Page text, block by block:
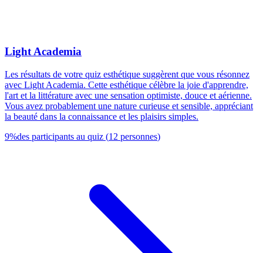
Light Academia
Les résultats de votre quiz esthétique suggèrent que vous résonnez
avec Light Academia. Cette esthétique célèbre la joie d'apprendre,
l'art et la littérature avec une sensation optimiste, douce et aérienne.
Vous avez probablement une nature curieuse et sensible, appréciant
la beauté dans la connaissance et les plaisirs simples.
9%des participants au quiz (12 personnes)